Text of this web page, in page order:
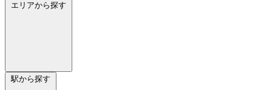
エリアから探す
駅から探す